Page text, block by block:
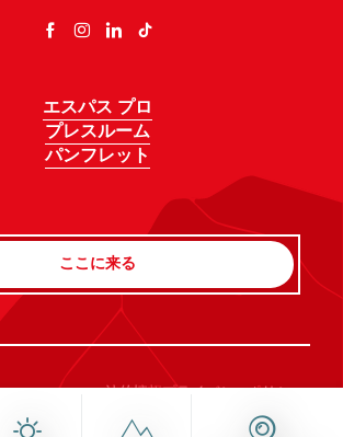
エスパス プロ
プレスルーム
パンフレット
ここに来る
Blanc, 2026法的情報プライバシーポリシー
アクセシビリティ：不適合 サイトマップ